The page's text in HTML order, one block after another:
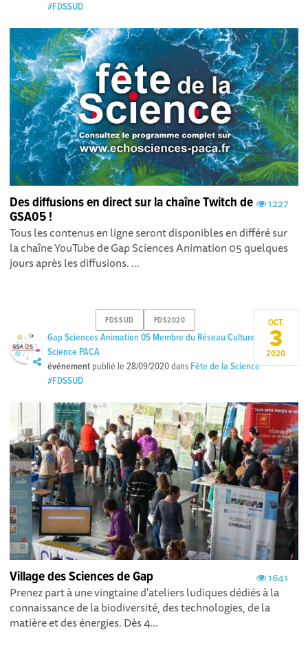
#FDSSUD
1227
Des diffusions en direct sur la chaîne Twitch de
GSA05 !
Tous les contenus en ligne seront disponibles en différé sur
la chaîne YouTube de Gap Sciences Animation 05 quelques
jours après les diffusions. ...
FDSSUD FDS2020
Gap Sciences Animation 05 Membre du Réseau Culture
Science PACA
événement publié le28/09/2020dans Fête de la Science
#FDSSUD
OCT.
3
2020
1641
Village des Sciences de Gap
Prenez part à une vingtaine d'ateliers ludiques dédiés à la
connaissance de la biodiversité, des technologies, de la
matière et des énergies. Dès 4...